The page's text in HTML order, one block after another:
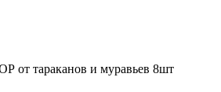
от тараканов и муравьев 8шт